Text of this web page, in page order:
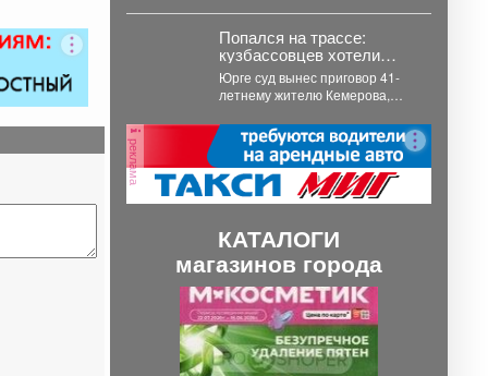
Попался на трассе:
кузбассовцев хотели
отравить 5 кг запрещенки
Юрге суд вынес приговор 41-
летнему жителю Кемерова,
килограммов синтетических
наркотиков. ...
реклама
КАТАЛОГИ
магазинов города